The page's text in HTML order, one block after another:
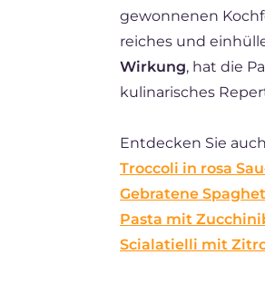
gewonnenen
reiches und
Wirkung, hat die
kulinarisches
Entdecken Sie
Troccoli in rosa
Gebratene
Pasta mit
Scialatielli mit